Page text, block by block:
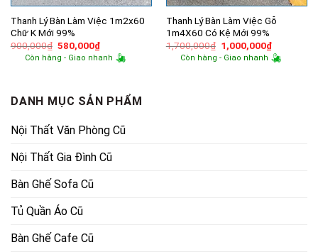
Thanh Lý Bàn Làm Việc 1m2x60
Chữ K Mới 99%
900,000₫ Giá
gốc
là:
580,000₫Giá
hiện
tại
Còn hàng - Giao nhanh
Thanh Lý Bàn Làm Việc Gỗ
1m4X60 Có Kệ Mới 99%
1,700,000₫ Giá
gốc
là:
1,000,000₫Giá
hiện
tại
Còn hàng - Giao nhanh
DANH MỤC SẢN PHẨM
Nội Thất Văn Phòng Cũ
Nội Thất Gia Đình Cũ
Bàn Ghế Sofa Cũ
Tủ Quần Áo Cũ
Bàn Ghế Cafe Cũ